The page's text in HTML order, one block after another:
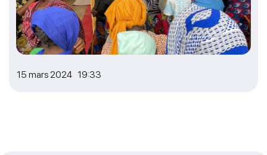
15 mars 2024 19:33